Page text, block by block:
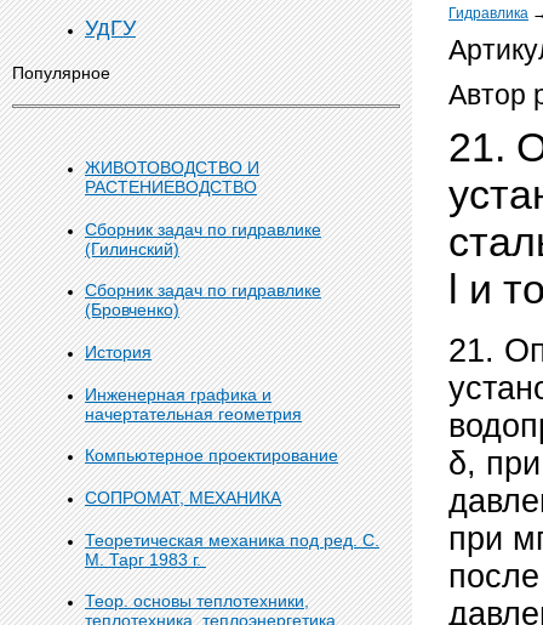
УдГУ
Популярное
ЖИВОТОВОДСТВО И
РАСТЕНИЕВОДСТВО
Сборник задач по гидравлике
(Гилинский)
Сборник задач по гидравлике
(Бровченко)
История
Инженерная графика и
начертательная геометрия
Компьютерное проектирование
СОПРОМАТ, МЕХАНИКА
Теоретическая механика под ред. С.
М. Тарг 1983 г.
Теор. основы теплотехники,
теплотехника, теплоэнергетика
Гидравлика
Автор
21.
l и
21.
δ,
при